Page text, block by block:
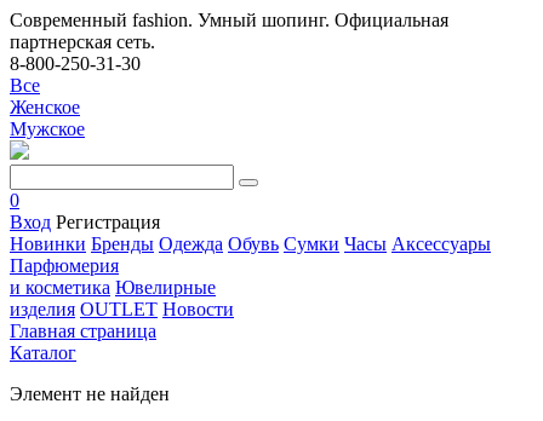
Современный fashion. Умный шопинг. Официальная
партнерская сеть.
8-800-250-31-30
Все
Женское
Мужское
0
Вход Регистрация
Новинки Бренды Одежда Обувь Сумки Часы Аксессуары
Парфюмерия
и косметика Ювелирные
изделия OUTLET Новости
Главная страница
Каталог
Элемент не найден